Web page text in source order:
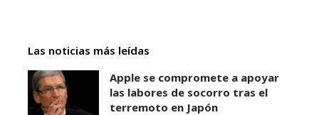
Las noticias más leídas
Apple se compromete a apoyar
las labores de socorro tras el
terremoto en Japón